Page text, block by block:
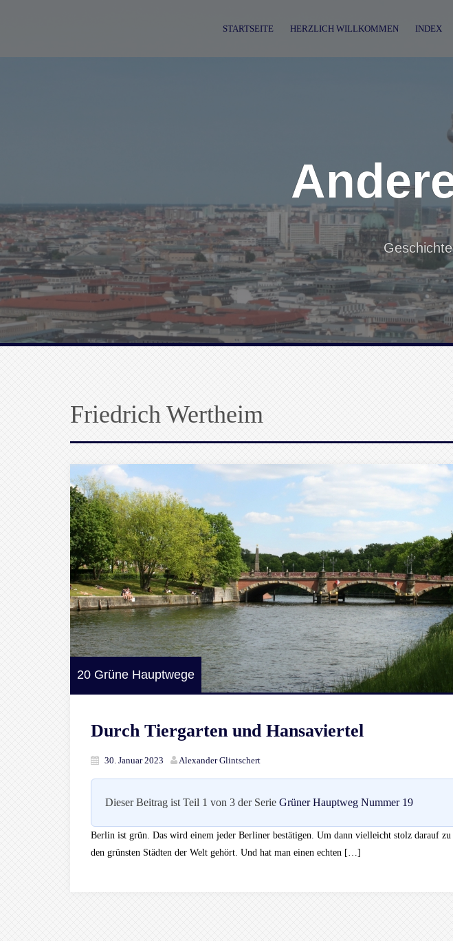
STARTSEITE HERZLICH WILLKOMMEN INDEX
Friedrich Wertheim
20 Grüne Hauptwege
Durch Tiergarten und Hansaviertel
30. Januar 2023 Alexander Glintschert
Dieser Beitrag ist Teil 1 von 3 der Serie Grüner Hauptweg Nummer 19
Berlin ist grün. Das wird einem jeder Berliner bestätigen. Um dann vielleicht stolz darauf
den grünsten Städten der Welt gehört. Und hat man einen echten […]